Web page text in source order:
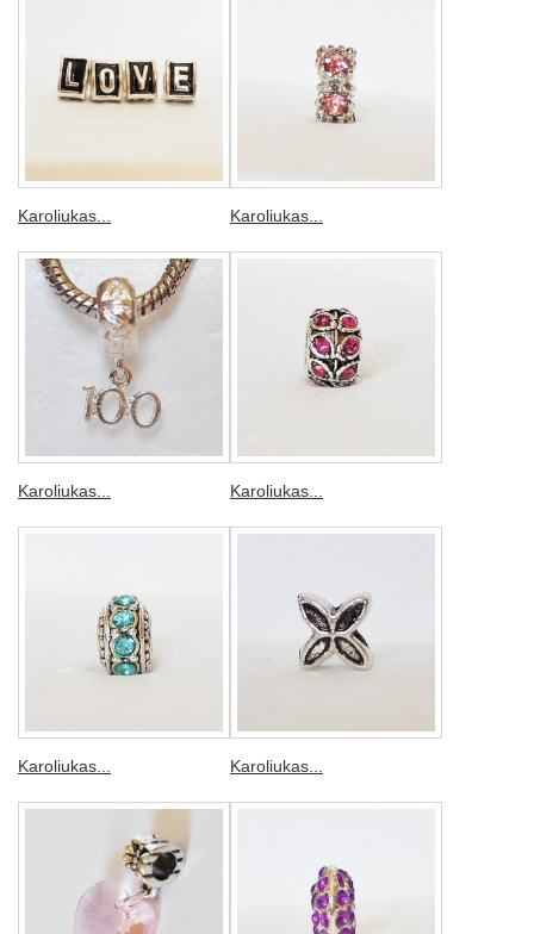
Karoliukas... Karoliukas...
Karoliukas... Karoliukas...
Karoliukas... Karoliukas...